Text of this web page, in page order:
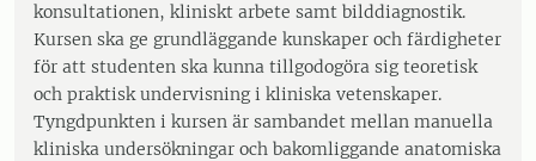
konsultationen, kliniskt arbete samt bilddiagnostik.
Kursen ska ge grundläggande kunskaper och färdigheter
för att studenten ska kunna tillgodogöra sig teoretisk
och praktisk undervisning i kliniska vetenskaper.
Tyngdpunkten i kursen är sambandet mellan manuella
kliniska undersökningar och bakomliggande anatomiska